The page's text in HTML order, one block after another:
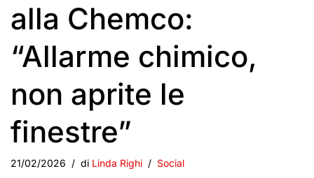
alla Chemco:
“Allarme chimico,
non aprite le
finestre”
21/02/2026 di Linda Righi Social